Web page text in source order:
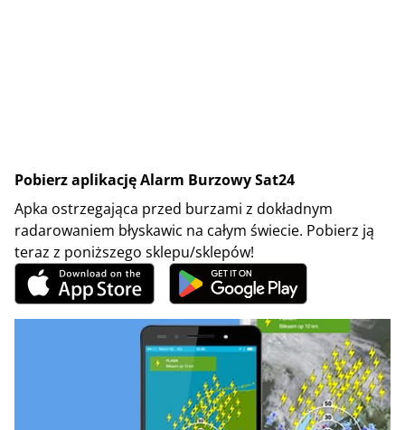
Pobierz aplikację Alarm Burzowy Sat24
Apka ostrzegająca przed burzami z dokładnym
radarowaniem błyskawic na całym świecie. Pobierz ją
teraz z poniższego sklepu/sklepów!